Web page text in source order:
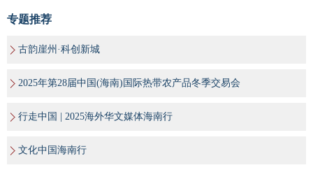
专题推荐
古韵崖州·科创新城
2025年第28届中国(海南)国际热带农产品冬季交易会
行走中国 | 2025海外华文媒体海南行
文化中国海南行